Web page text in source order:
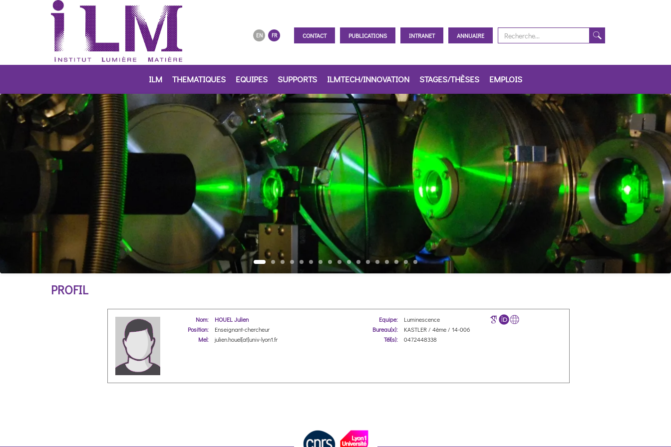
FR
EN CONTACT PUBLICATIONS INTRANET ANNUAIRE
ILM THEMATIQUES EQUIPES SUPPORTS ILMTECH/INNOVATION STAGES/THÈSES EMPLOIS
PROFIL
Nom:
HOUEL Julien
Position:
Enseignant-chercheur
Mel:
julien.houel[at]univ-lyon1.fr
Equipe:
Luminescence
Bureau(x):
KASTLER / 4ème / 14-006
Tél(s):
0472448338